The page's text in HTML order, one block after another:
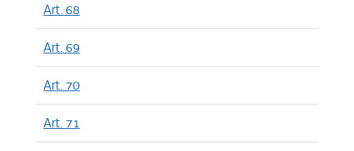
Art. 68
Art. 69
Art. 70
Art. 71